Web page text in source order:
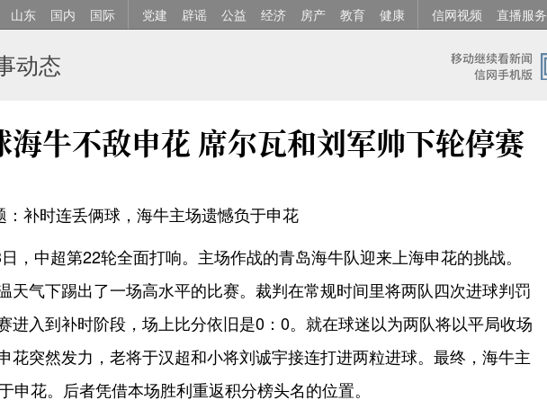
山东 国内 国际 党建 辟谣 公益 经济 房产 教育 健康 信网视频 直播服务
动态
海牛不敌申花 席尔瓦和刘军帅下轮停赛
：补时连丢俩球，海牛主场遗憾负于申花
，中超第22轮全面打响。主场作战的青岛海牛队迎来上海申花的挑战。
天气下踢出了一场高水平的比赛。裁判在常规时间里将两队四次进球判罚
进入到补时阶段，场上比分依旧是0：0。就在球迷以为两队将以平局收场
花突然发力，老将于汉超和小将刘诚宇接连打进两粒进球。最终，海牛主
申花。后者凭借本场胜利重返积分榜头名的位置。